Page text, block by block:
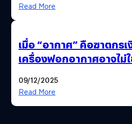
Read More
เมื่อ “อากาศ” คือฆาตกรเ
เครื่องฟอกอากาศอาจไม่
09/12/2025
Read More